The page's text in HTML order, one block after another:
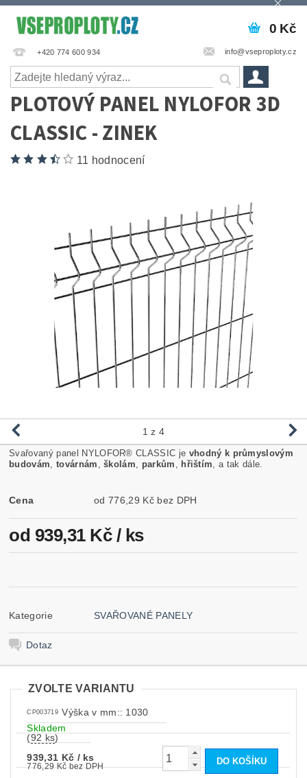
+420 774 600 934 info@vseproploty.cz
0 Kč
PLOTOVÝ PANEL NYLOFOR 3D
CLASSIC - ZINEK
11 hodnocení
1 z 4
Svařovaný panel NYLOFOR® CLASSIC je vhodný k průmyslovým
budovám
továrnám ,školám parkům hřištím , a tak dále.
Cena od 776,29 Kč bez DPH
od 939,31 Kč / ks
Kategorie SVAŘOVANÉ PANELY
Dotaz
ZVOLTE VARIANTU
CP003719 Výška v mm:: 1030
Skladem
(92 ks)
939,31 Kč / ks
776,29 Kč bez DPH